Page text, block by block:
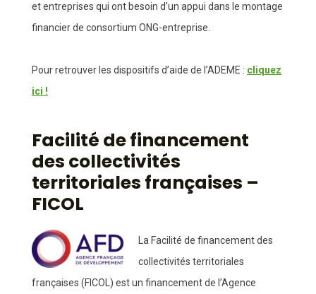
et entreprises qui ont besoin d’un appui dans le montage
financier de consortium ONG-entreprise.
Pour retrouver les dispositifs d’aide de l’ADEME : cliquez
ici !
Facilité de financement
des collectivités
territoriales françaises –
FICOL
La Facilité de financement des
collectivités territoriales
françaises (FICOL) est un financement de l’Agence